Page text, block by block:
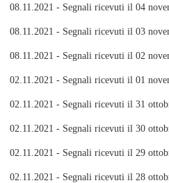
08.11.2021 - Segnali ricevuti il 04
08.11.2021 - Segnali ricevuti il 03
08.11.2021 - Segnali ricevuti il 02
02.11.2021 - Segnali ricevuti il 01
02.11.2021 - Segnali ricevuti il 31
02.11.2021 - Segnali ricevuti il 30
02.11.2021 - Segnali ricevuti il 29
02.11.2021 - Segnali ricevuti il 28